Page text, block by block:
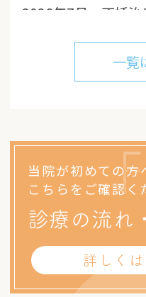
2026年7月 不妊治
2026年6月 不妊治
一覧
当院が初めての方
こちらをご確認く
診療の流れ
詳しく